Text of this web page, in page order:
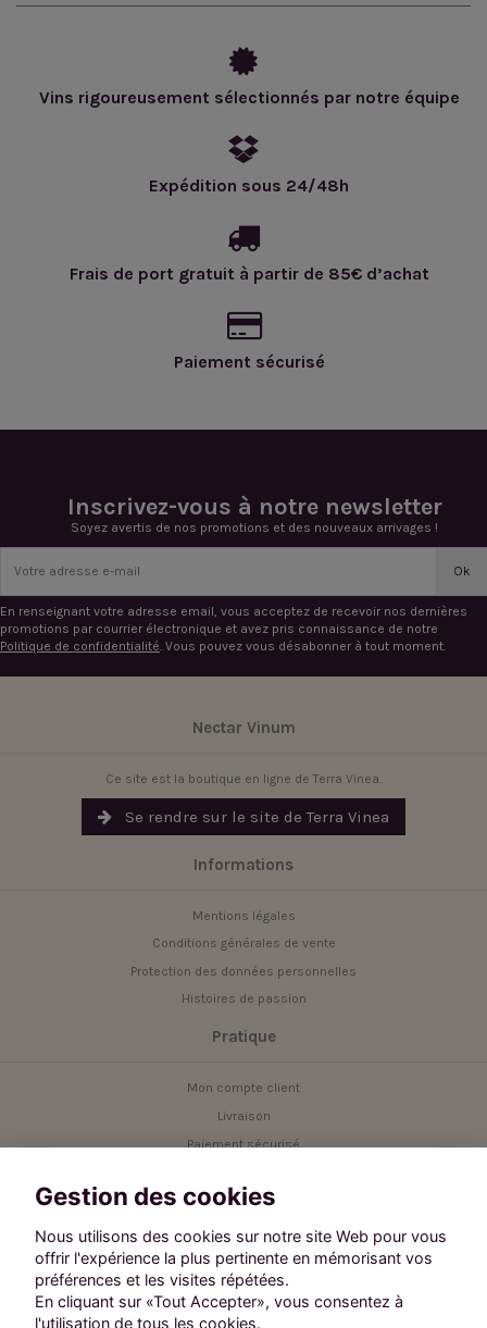
Vins rigoureusement sélectionnés par notre équipe
Expédition sous 24/48h
Frais de port gratuit à partir de 85€ d’achat
Paiement sécurisé
Inscrivez-vous à notre newsletter
Soyez avertis de nos promotions et des nouveaux arrivages !
En renseignant votre adresse email, vous acceptez de recevoir nos dernières
promotions par courrier électronique et avez pris connaissance de notre
Politique de confidentialité . Vous pouvez vous désabonner à tout moment.
Nectar Vinum
Ce site est la boutique en ligne de Terra Vinea.
Se rendre sur le site de Terra Vinea
Informations
Mentions légales
Conditions générales de vente
Protection des données personnelles
Histoires de passion
Pratique
Mon compte client
Livraison
Paiement sécurisé
Contact
Besoin d'aide ?
Contactez notre service client.
Suivez-nous :
Gestion des cookies
Nous utilisons des cookies sur notre site Web pour vous
offrir l'expérience la plus pertinente en mémorisant vos
préférences et les visites répétées.
En cliquant sur «Tout Accepter», vous consentez à
l'utilisation de tous les cookies.